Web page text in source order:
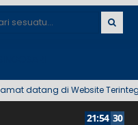
datang di Website
21:54 30